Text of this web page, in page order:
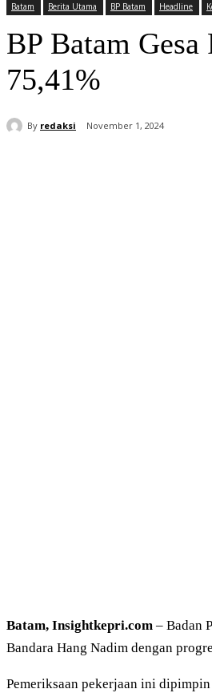
Batam Berita Utama BP Batam Headline
BP Batam
75,41%
By redaksi November 1, 2024
Batam, Insightkepri.com – Badan
Bandara Hang Nadim dengan
Pemeriksaan pekerjaan ini